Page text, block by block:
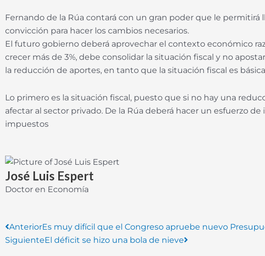
Fernando de la Rúa contará con un gran poder que le
convicción para hacer los cambios necesarios.
El futuro gobierno deberá aprovechar el contexto económico
crecer más de 3%, debe consolidar la situación fiscal y no
la reducción de aportes, en tanto que la situación fiscal es
Lo primero es la situación fiscal, puesto que si no hay una
afectar al sector privado. De la Rúa deberá hacer un esfuerzo
impuestos
José Luis Espert
Doctor en Economía
Prev
AnteriorEs muy difícil que el Congreso apruebe nuevo
SiguienteEl déficit se hizo una bola de nieve
Next